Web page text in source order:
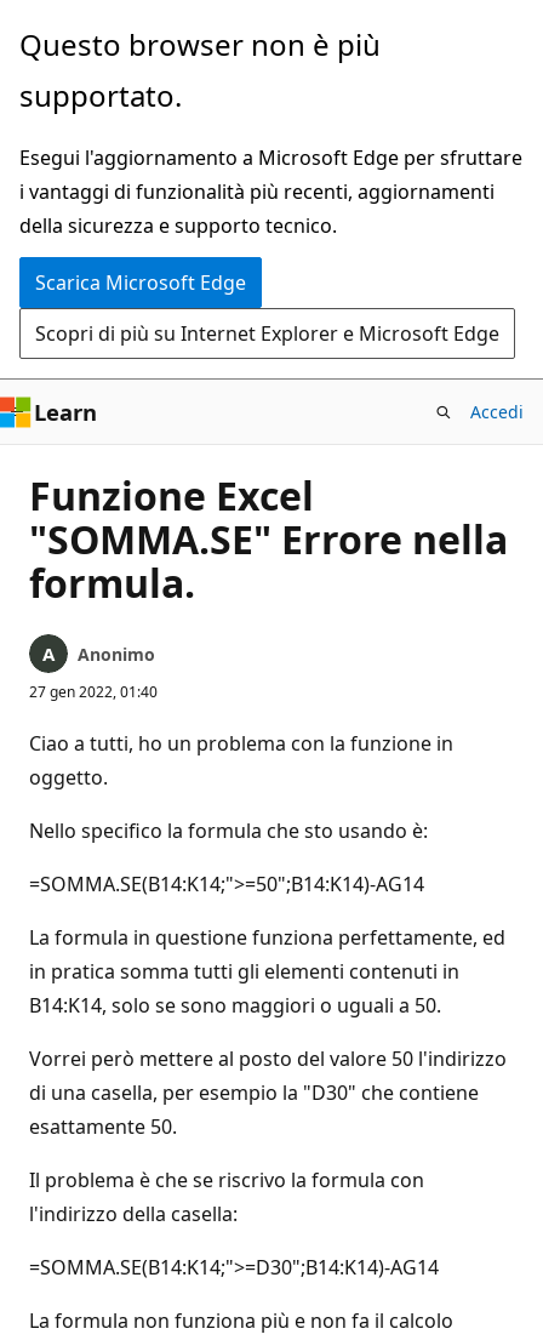
Ignora
passa
contenuto
principale
Questo browser non è più
supportato.
Esegui l'aggiornamento a Microsoft Edge per sfruttare
i vantaggi di funzionalità più recenti, aggiornamenti
della sicurezza e supporto tecnico.
Scarica Microsoft Edge
Scopri di più su Internet Explorer e Microsoft Edge
Learn Accedi
Funzione Excel
"SOMMA.SE" Errore nella
formula.
Anonimo
27 gen 2022, 01:40
Ciao a tutti, ho un problema con la funzione in
oggetto.
Nello specifico la formula che sto usando è:
=SOMMA.SE(B14:K14;">=50";B14:K14)-AG14
La formula in questione funziona perfettamente, ed
in pratica somma tutti gli elementi contenuti in
B14:K14, solo se sono maggiori o uguali a 50.
Vorrei però mettere al posto del valore 50 l'indirizzo
di una casella, per esempio la "D30" che contiene
esattamente 50.
Il problema è che se riscrivo la formula con
l'indirizzo della casella:
=SOMMA.SE(B14:K14;">=D30";B14:K14)-AG14
La formula non funziona più e non fa il calcolo